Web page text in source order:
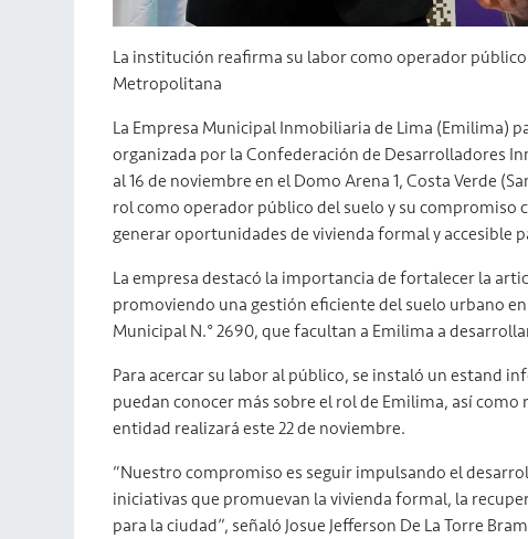
La institución reafirma su labor como operador
Metropolitana
La Empresa Municipal Inmobiliaria de Lima (Emilima)
organizada por la Confederación de Desarrolladores
al 16 de noviembre en el Domo Arena 1, Costa Verde
rol como operador público del suelo y su
generar oportunidades de vivienda formal y accesible
La empresa destacó la importancia de fortalecer la
promoviendo una gestión eficiente del suelo urbano en
Municipal N.° 2690, que facultan a Emilima a
Para acercar su labor al público, se instaló un estand
puedan conocer más sobre el rol de Emilima, así
entidad realizará este 22 de noviembre.
“Nuestro compromiso es seguir impulsando el
iniciativas que promuevan la vivienda formal, la
para la ciudad”, señaló Josue Jefferson De La Torre